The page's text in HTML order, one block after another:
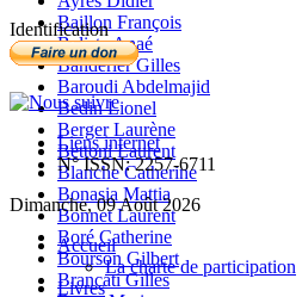
Baillon François
Balista Anaé
Banderier Gilles
Baroudi Abdelmajid
Bedin Lionel
Berger Laurène
Bettoni Laurent
Blanche Catherine
Bonasia Mattia
Bonnet Laurent
Boré Catherine
Bourson Gilbert
Brancati Gilles
Identification
Liens internet
N° ISSN: 2257-6711
Dimanche, 09 Août 2026
Accueil
La charte de participation
Livres